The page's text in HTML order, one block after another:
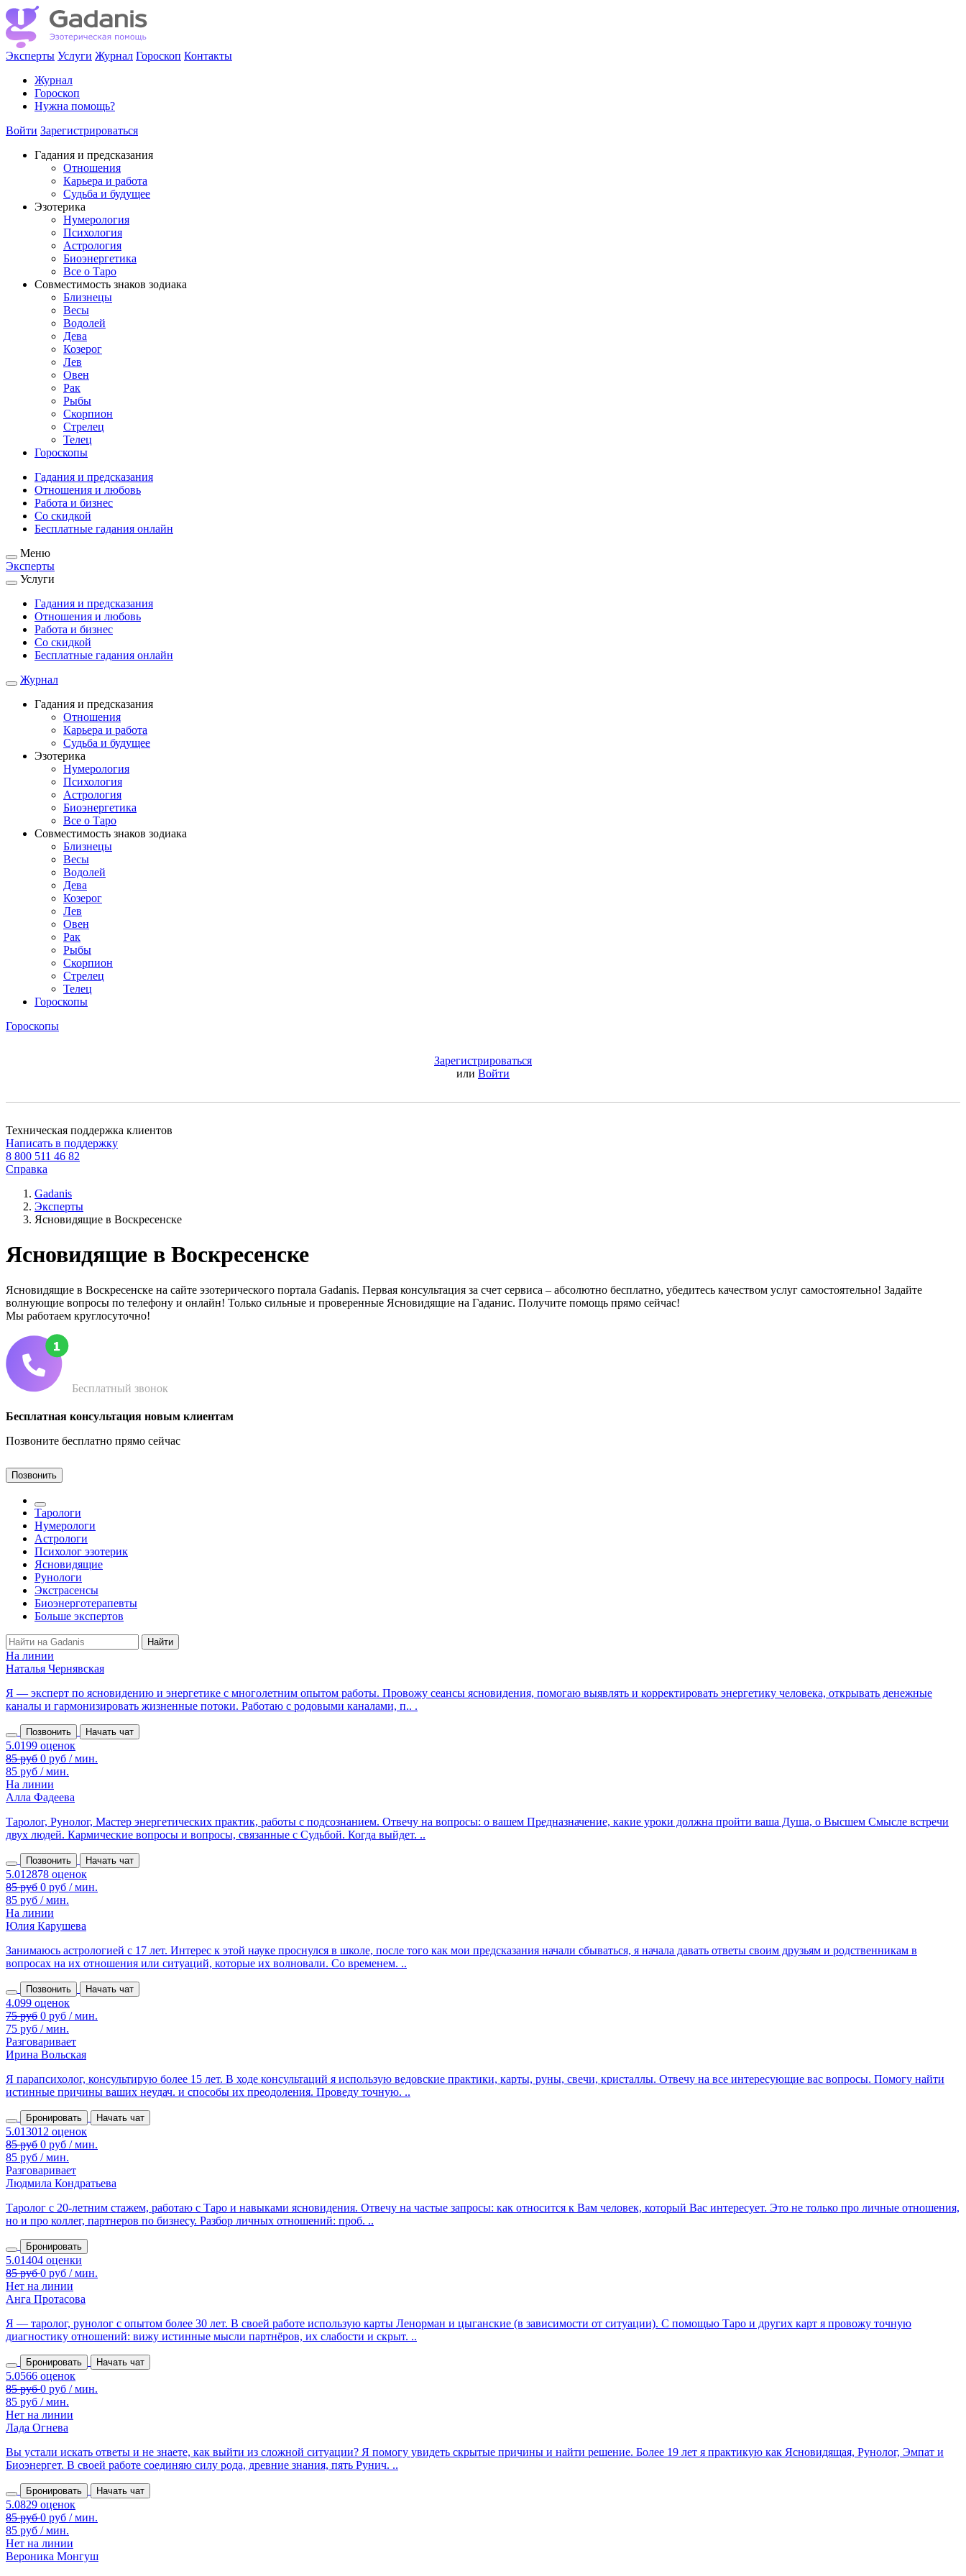
Эксперты Услуги Журнал Гороскоп Контакты
Журнал
Гороскоп
Нужна помощь?
Войти Зарегистрироваться
Гадания и предсказания
Отношения
Карьера и работа
Cудьба и будущее
Эзотерика
Нумерология
Психология
Астрология
Биоэнергетика
Все о Таро
Совместимость знаков зодиака
Близнецы
Весы
Водолей
Дева
Козерог
Лев
Овен
Рак
Рыбы
Скорпион
Стрелец
Телец
Гороскопы
Гадания и предсказания
Отношения и любовь
Работа и бизнес
Со скидкой
Бесплатные гадания онлайн
Меню
Эксперты
Услуги
Гадания и предсказания
Отношения и любовь
Работа и бизнес
Со скидкой
Бесплатные гадания онлайн
Журнал
Гадания и предсказания
Отношения
Карьера и работа
Cудьба и будущее
Эзотерика
Нумерология
Психология
Астрология
Биоэнергетика
Все о Таро
Совместимость знаков зодиака
Близнецы
Весы
Водолей
Дева
Козерог
Лев
Овен
Рак
Рыбы
Скорпион
Стрелец
Телец
Гороскопы
Гороскопы
Зарегистрироваться
или Войти
Техническая поддержка клиентов
Написать в поддержку
8 800 511 46 82
Справка
Gadanis
Эксперты
Ясновидящие в Воскресенске
Ясновидящие в Воскресенске
Ясновидящие в Воскресенске на сайте эзотерического портала Gadanis. Первая консультация за счет сервиса – абсолютно бесплатно, убедитесь качеством услуг самостоятельно! Задайте
волнующие вопросы по телефону и онлайн! Только сильные и проверенные Ясновидящие на Гаданис. Получите помощь прямо сейчас!
Мы работаем круглосуточно!
Бесплатный звонок
Бесплатная консультация новым клиентам
Позвоните бесплатно прямо сейчас
Позвонить
Тарологи
Нумерологи
Астрологи
Психолог эзотерик
Ясновидящие
Рунологи
Экстрасенсы
Биоэнерготерапевты
Больше экспертов
На линии
Наталья Чернявская
Я — эксперт по ясновидению и энергетике с многолетним опытом работы. Провожу сеансы ясновидения, помогаю выявлять и корректировать энергетику человека, открывать денежные
каналы и гармонизировать жизненные потоки. Работаю с родовыми каналами, п.. .
Позвонить Начать чат
85 руб 0 руб / мин.
85 руб / мин.
На линии
Алла Фадеева
Таролог, Рунолог, Мастер энергетических практик, работы с подсознанием. Отвечу на вопросы: о вашем Предназначение, какие уроки должна пройти ваша Душа, о Высшем Смысле встречи
двух людей. Кармические вопросы и вопросы, связанные с Судьбой. Когда выйдет. ..
Позвонить Начать чат
85 руб 0 руб / мин.
85 руб / мин.
На линии
Юлия Карушева
Занимаюсь астрологией с 17 лет. Интерес к этой науке проснулся в школе, после того как мои предсказания начали сбываться, я начала давать ответы своим друзьям и родственникам в
вопросах на их отношения или ситуаций, которые их волновали. Со временем. ..
Позвонить Начать чат
75 руб 0 руб / мин.
75 руб / мин.
Разговаривает
Ирина Вольская
Я парапсихолог, консультирую более 15 лет. В ходе консультаций я использую ведовские практики, карты, руны, свечи, кристаллы. Отвечу на все интересующие вас вопросы. Помогу найти
истинные причины ваших неудач. и способы их преодоления. Проведу точную. ..
Бронировать Начать чат
85 руб 0 руб / мин.
85 руб / мин.
Разговаривает
Людмила Кондратьева
Таролог с 20‑летним стажем, работаю с Таро и навыками ясновидения. Отвечу на частые запросы: как относится к Вам человек, который Вас интересует. Это не только про личные отношения,
но и про коллег, партнеров по бизнесу. Разбор личных отношений: проб. ..
Бронировать
Нет на линии
Анга Протасова
Я — таролог, рунолог с опытом более 30 лет. В своей работе использую карты Ленорман и цыганские (в зависимости от ситуации). С помощью Таро и других карт я провожу точную
диагностику отношений: вижу истинные мысли партнёров, их слабости и скрыт. ..
Бронировать Начать чат
85 руб / мин.
Нет на линии
Лада Огнева
Вы устали искать ответы и не знаете, как выйти из сложной ситуации? Я помогу увидеть скрытые причины и найти решение. Более 19 лет я практикую как Ясновидящая, Рунолог, Эмпат и
Биоэнергет. В своей работе соединяю силу рода, древние знания, пять Рунич. ..
Бронировать Начать чат
85 руб / мин.
Нет на линии
Вероника Монгуш